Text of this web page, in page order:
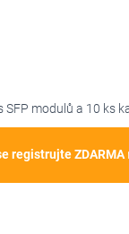
modulů a 10 ks
registrujte ZDARMA